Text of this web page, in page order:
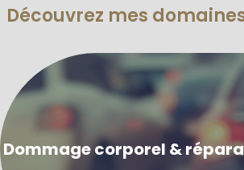
Découvrez mes
Dommage corporel &